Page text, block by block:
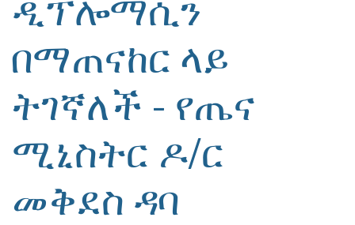
ዲፕሎማሲን
በማጠናከር ላይ
ትገኛለች - የጤና
ሚኒስትር ዶ/ር
መቅደስ ዳባ